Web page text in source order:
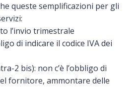
queste semplificazioni per gli
l’invio trimestrale
di indicare il codice IVA dei
2 bis): non c’è l’obbligo di
fornitore, ammontare delle